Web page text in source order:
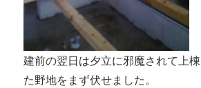
建前の翌日は夕立に邪魔されて上
た野地をまず伏せました。